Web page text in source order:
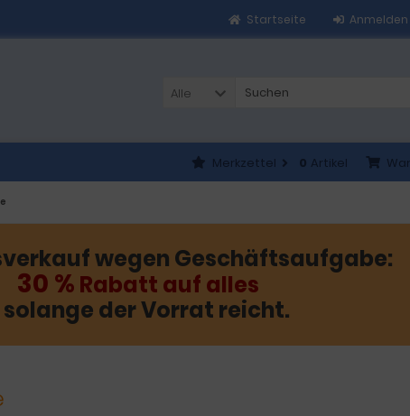
Anmelden
Startseite
Alle
Merkzettel 0 Artikel
wegen Geschäftsaufgabe:
30 % Rabatt auf alles
der Vorrat reicht.